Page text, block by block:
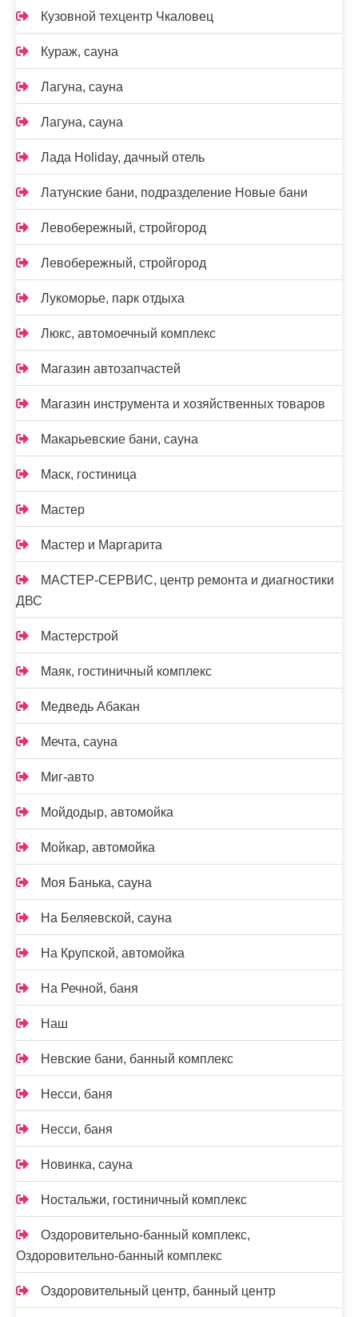
Кузовной техцентр Чкаловец
Кураж, сауна
Лагуна, сауна
Лагуна, сауна
Лада Holidаy, дачный отель
Латунские бани, подразделение Новые бани
Левобережный, стройгород
Левобережный, стройгород
Лукоморье, парк отдыха
Люкс, автомоечный комплекс
Магазин автозапчастей
Магазин инструмента и хозяйственных товаров
Макарьевские бани, сауна
Маск, гостиница
Мастер
Мастер и Маргарита
МАСТЕР-СЕРВИС, центр ремонта и диагностики
ДВС
Мастерстрой
Маяк, гостиничный комплекс
Медведь Абакан
Мечта, сауна
Миг-авто
Мойдодыр, автомойка
Мойкар, автомойка
Моя Банька, сауна
На Беляевской, сауна
На Крупской, автомойка
На Речной, баня
Наш
Невские бани, банный комплекс
Несси, баня
Несси, баня
Новинка, сауна
Ностальжи, гостиничный комплекс
Оздоровительно-банный комплекс,
Оздоровительно-банный комплекс
Оздоровительный центр, банный центр